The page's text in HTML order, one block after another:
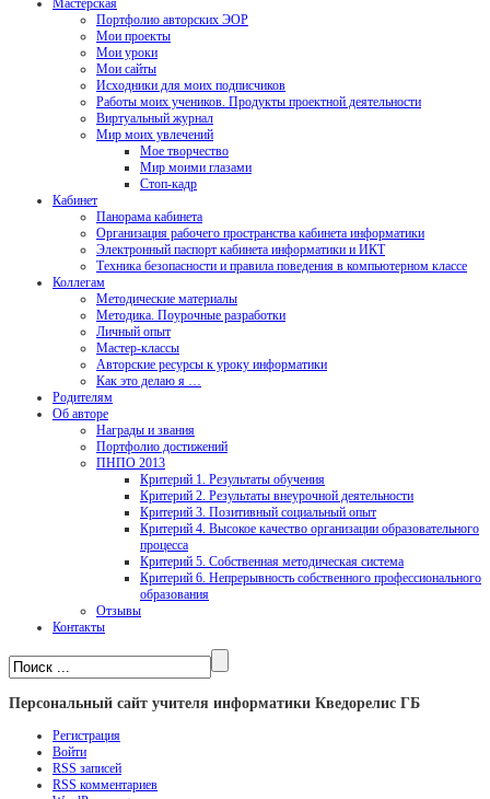
Мастерская
Портфолио авторских ЭОР
Мои проекты
Мои уроки
Мои сайты
Исходники для моих подписчиков
Работы моих учеников. Продукты проектной деятельности
Виртуальный журнал
Мир моих увлечений
Мое творчество
Мир моими глазами
Стоп-кадр
Кабинет
Панорама кабинета
Организация рабочего пространства кабинета информатики
Электронный паспорт кабинета информатики и ИКТ
Техника безопасности и правила поведения в компьютерном классе
Коллегам
Методические материалы
Методика. Поурочные разработки
Личный опыт
Мастер-классы
Авторские ресурсы к уроку информатики
Как это делаю я …
Родителям
Об авторе
Награды и звания
Портфолио достижений
ПНПО 2013
Критерий 1. Результаты обучения
Критерий 2. Результаты внеурочной деятельности
Критерий 3. Позитивный социальный опыт
Критерий 4. Высокое качество организации образовательного
процесса
Критерий 5. Собственная методическая система
Критерий 6. Непрерывность собственного профессионального
образования
Отзывы
Контакты
Персональный сайт учителя информатики Кведорелис ГБ
Регистрация
Войти
RSS записей
RSS комментариев